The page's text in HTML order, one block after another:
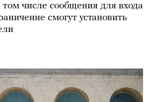
числе сообщения для входа
смогут установить